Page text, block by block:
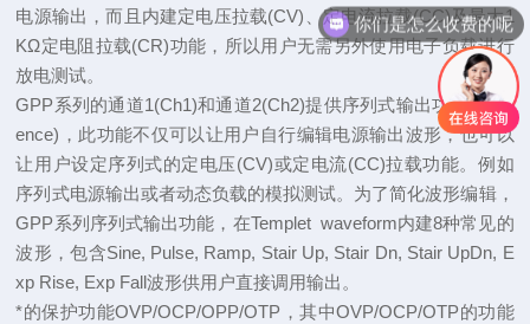
电源输出，而且内建定电压拉载(CV)、定电流拉载(CC)及最大1
KΩ定电阻拉载(CR)功能，所以用户无需另外使用电子负载进行
放电测试。
GPP系列的通道1(Ch1)和通道2(Ch2)提供序列式输出功能(Sequ
ence)，此功能不仅可以让用户自行编辑电源输出波形，也可以
让用户设定序列式的定电压(CV)或定电流(CC)拉载功能。例如
序列式电源输出或者动态负载的模拟测试。为了简化波形编辑，
GPP系列序列式输出功能，在Templet waveform内建8种常见的
波形 ，包含Sine, Pulse, Ramp, Stair Up, Stair Dn, Stair UpDn, E
xp Rise, Exp Fall波形供用户直接调用输出。
*的保护功能OVP/OCP/OPP/OTP，其中OVP/OCP/OTP的功能
你们是怎么收费的呢